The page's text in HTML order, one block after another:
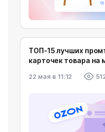
ТОП-15 лучших
карточек товара на
22 мая в 11:12